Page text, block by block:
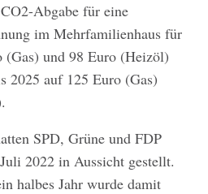
Abgabe für eine
im Mehrfamilienhaus für
(Gas) und 98 Euro (Heizöl)
2025 auf 125 Euro (Gas)
SPD, Grüne und FDP
2022 in Aussicht gestellt.
halbes Jahr wurde damit